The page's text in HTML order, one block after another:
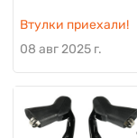
Втулки приехали!
08 авг 2025 г.